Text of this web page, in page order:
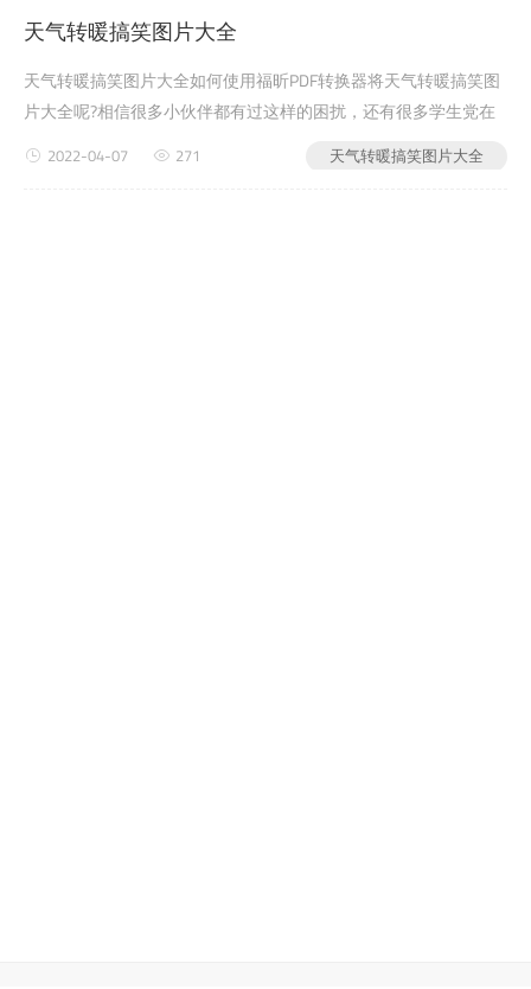
天气转暖搞笑图片大全
天气转暖搞笑图片大全如何使用福昕PDF转换器将天气转暖搞笑图
片大全呢?相信很多小伙伴都有过这样的困扰，还有很多学生党在
天气转暖搞笑图片大全
2022-04-07 271